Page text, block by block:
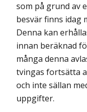
som på grund av
besvär finns idag
Denna kan
innan beräknad
många denna
tvingas fortsätta
och inte sällan
uppgifter.